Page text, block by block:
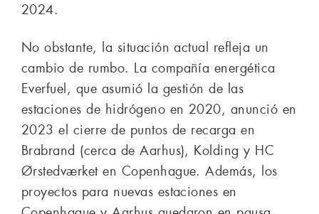
2024.
No obstante, la situación actual refleja un
cambio de rumbo. La compañía energética
Everfuel, que asumió la gestión de las
estaciones de hidrógeno en 2020, anunció en
2023 el cierre de puntos de recarga en
Brabrand (cerca de Aarhus), Kolding y HC
Ørstedværket en Copenhague. Además, los
proyectos para nuevas estaciones en